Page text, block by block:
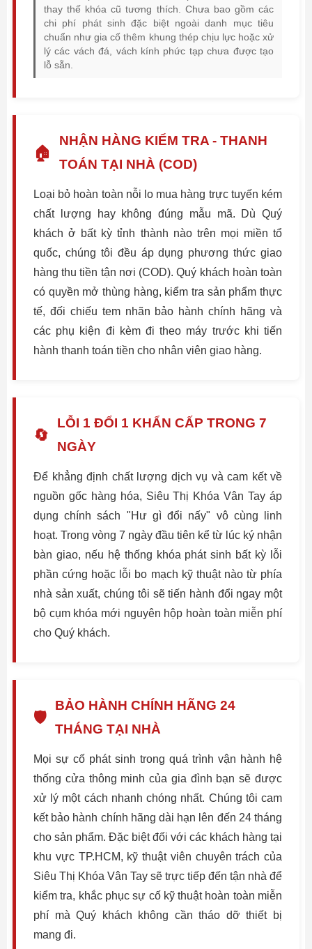
thay thế khóa cũ tương thích. Chưa bao gồm các
chi phí phát sinh đặc biệt ngoài danh mục tiêu
chuẩn như gia cố thêm khung thép chịu lực hoặc xử
lý các vách đá, vách kính phức tạp chưa được tạo
lỗ sẵn.
🏠
NHẬN HÀNG KIỂM TRA - THANH
TOÁN TẠI NHÀ (COD)
Loại bỏ hoàn toàn nỗi lo mua hàng trực tuyến kém
chất lượng hay không đúng mẫu mã. Dù Quý
khách ở bất kỳ tỉnh thành nào trên mọi miền tổ
quốc, chúng tôi đều áp dụng phương thức giao
hàng thu tiền tận nơi (COD). Quý khách hoàn toàn
có quyền mở thùng hàng, kiểm tra sản phẩm thực
tế, đối chiếu tem nhãn bảo hành chính hãng và
các phụ kiện đi kèm đi theo máy trước khi tiến
hành thanh toán tiền cho nhân viên giao hàng.
🔄
LỖI 1 ĐỔI 1 KHẨN CẤP TRONG 7
NGÀY
Để khẳng định chất lượng dịch vụ và cam kết về
nguồn gốc hàng hóa, Siêu Thị Khóa Vân Tay áp
dụng chính sách "Hư gì đổi nấy" vô cùng linh
hoạt. Trong vòng 7 ngày đầu tiên kể từ lúc ký nhận
bàn giao, nếu hệ thống khóa phát sinh bất kỳ lỗi
phần cứng hoặc lỗi bo mạch kỹ thuật nào từ phía
nhà sản xuất, chúng tôi sẽ tiến hành đổi ngay một
bộ cụm khóa mới nguyên hộp hoàn toàn miễn phí
cho Quý khách.
🛡️
BẢO HÀNH CHÍNH HÃNG 24
THÁNG TẠI NHÀ
Mọi sự cố phát sinh trong quá trình vận hành hệ
thống cửa thông minh của gia đình bạn sẽ được
xử lý một cách nhanh chóng nhất. Chúng tôi cam
kết bảo hành chính hãng dài hạn lên đến 24 tháng
cho sản phẩm. Đặc biệt đối với các khách hàng tại
khu vực TP.HCM, kỹ thuật viên chuyên trách của
Siêu Thị Khóa Vân Tay sẽ trực tiếp đến tận nhà để
kiểm tra, khắc phục sự cố kỹ thuật hoàn toàn miễn
phí mà Quý khách không cần tháo dỡ thiết bị
mang đi.